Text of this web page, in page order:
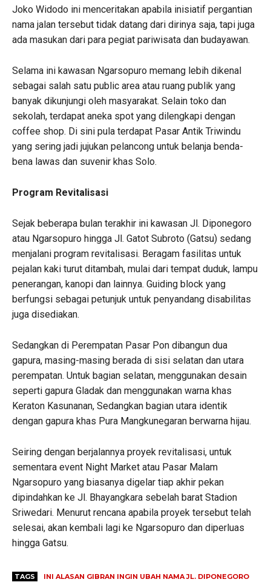
Joko Widodo ini menceritakan apabila inisiatif pergantian
nama jalan tersebut tidak datang dari dirinya saja, tapi juga
ada masukan dari para pegiat pariwisata dan budayawan.
Selama ini kawasan Ngarsopuro memang lebih dikenal
sebagai salah satu public area atau ruang publik yang
banyak dikunjungi oleh masyarakat. Selain toko dan
sekolah, terdapat aneka spot yang dilengkapi dengan
coffee shop. Di sini pula terdapat Pasar Antik Triwindu
yang sering jadi jujukan pelancong untuk belanja benda-
bena lawas dan suvenir khas Solo.
Program Revitalisasi
Sejak beberapa bulan terakhir ini kawasan Jl. Diponegoro
atau Ngarsopuro hingga Jl. Gatot Subroto (Gatsu) sedang
menjalani program revitalisasi. Beragam fasilitas untuk
pejalan kaki turut ditambah, mulai dari tempat duduk, lampu
penerangan, kanopi dan lainnya. Guiding block yang
berfungsi sebagai petunjuk untuk penyandang disabilitas
juga disediakan.
Sedangkan di Perempatan Pasar Pon dibangun dua
gapura, masing-masing berada di sisi selatan dan utara
perempatan. Untuk bagian selatan, menggunakan desain
seperti gapura Gladak dan menggunakan warna khas
Keraton Kasunanan, Sedangkan bagian utara identik
dengan gapura khas Pura Mangkunegaran berwarna hijau.
Seiring dengan berjalannya proyek revitalisasi, untuk
sementara event Night Market atau Pasar Malam
Ngarsopuro yang biasanya digelar tiap akhir pekan
dipindahkan ke Jl. Bhayangkara sebelah barat Stadion
Sriwedari. Menurut rencana apabila proyek tersebut telah
selesai, akan kembali lagi ke Ngarsopuro dan diperluas
hingga Gatsu.
TAGS INI ALASAN GIBRAN INGIN UBAH NAMA JL. DIPONEGORO